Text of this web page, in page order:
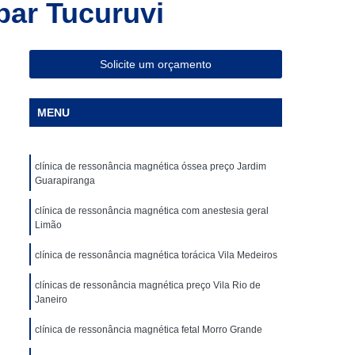
Magnética de Abdômen
Especialista em Ressonância Magnética
Clínica para Angiotomografia
para Fazer Tomografia Computadorizada
Clínica para Realizar Tomografia
Total com Contraste
Clínica para Tomografia de Articulações
Clínica Particular para Fazer Tomografia
Clínica de Exames de Imagem
para Exame de Tomografia do Tórax
Tomografia Abdominal
Tucuruvi
Solicite um orçamento
MENU
clínica de ressonância magnética óssea preço Jardim
Guarapiranga
clínica de ressonância magnética com anestesia geral
Limão
clínica de ressonância magnética torácica Vila Medeiros
clínicas de ressonância magnética preço Vila Rio de
Janeiro
clínica de ressonância magnética fetal Morro Grande